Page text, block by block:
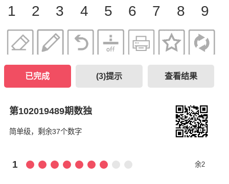
1 2 3 4 5 6 7 8 9
已完成 (3)提示 查看结果
第102019489期数独
简单级，剩余37个数字
1 余2